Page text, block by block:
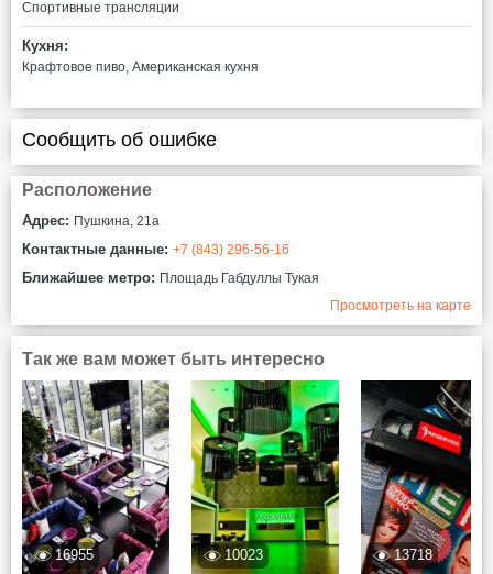
Спортивные трансляции
Кухня:
Крафтовое пиво, Американская кухня
Сообщить об ошибке
Расположение
Адрес: Пушкина, 21а
Контактные данные: +7 (843) 296-56-16
Ближайшее метро: Площадь Габдуллы Тукая
Просмотреть на карте
Так же вам может быть интересно
16955 10023 13718